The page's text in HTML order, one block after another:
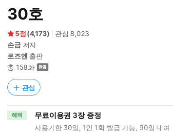
30호
5 (4,173) 관심 8,023
손금저자
로즈엔 출판
총 158화
관심
혜택 무료이용권 3장 증정
사용기한 30일, 1인 1회 발급 가능, 90일 대여